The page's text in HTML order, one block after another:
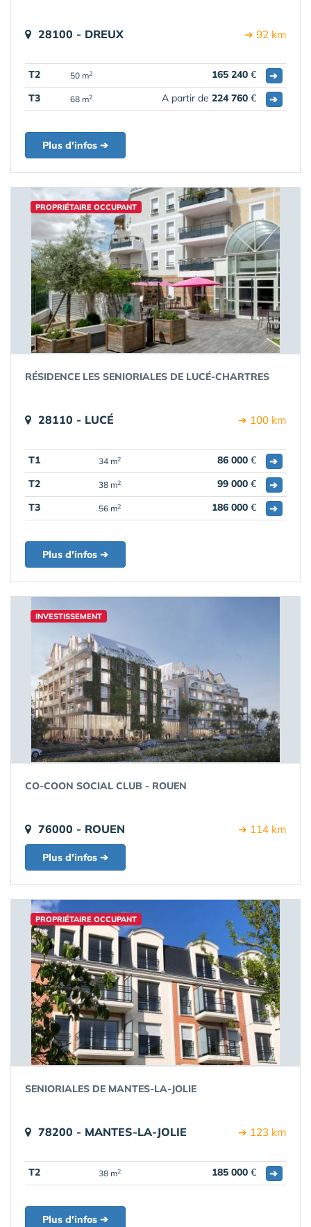
28100 - DREUX ➔ 92 km
T2 50 m2 165 240 €
➔
T3
68 m2 A partir de 224 760 € ➔
Plus d'infos ➔
PROPRIÉTAIRE OCCUPANT
RÉSIDENCE LES SENIORIALES DE LUCÉ-CHARTRES
28110 - LUCÉ ➔ 100 km
T1 34 m2 86 000 €
➔
T2
38 m2 99 000 €
➔
T3
56 m2 186 000 € ➔
Plus d'infos ➔
INVESTISSEMENT
CO-COON SOCIAL CLUB - ROUEN
76000 - ROUEN ➔ 114 km
Plus d'infos ➔
PROPRIÉTAIRE OCCUPANT
SENIORIALES DE MANTES-LA-JOLIE
78200 - MANTES-LA-JOLIE ➔ 123 km
T2 38 m2 185 000 € ➔
Plus d'infos ➔